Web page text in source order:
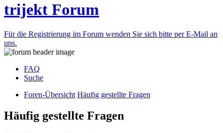
trijekt Forum
Für die Registrierung im Forum wenden Sie sich bitte per E-Mail an
uns.
FAQ
Suche
Foren-Übersicht Häufig gestellte Fragen
Häufig gestellte Fragen